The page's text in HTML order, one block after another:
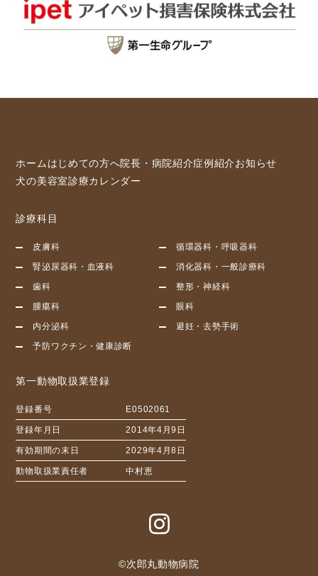
ホーム はじめての方へ院長・病院紹介症例紹介お知らせ
犬の美容室診療カレンダー
診療科目
皮膚科
循環器科・呼吸器科
腎泌尿器科・血液科
消化器科・一般診療科
歯科
整形・神経科
腫瘍科
眼科
内分泌科
避妊・去勢手術
予防ワクチン・健康診断
第一動物取扱業登録
登録番号 E0502061
登録年月日 2014年4月9日
有効期間の末日 2029年4月8日
動物取扱業責任者 中村恵
©︎次郎丸動物病院